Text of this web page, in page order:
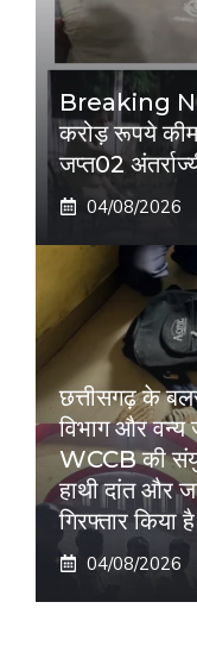
Breaking
करोड़ रूपये
जप्त02
04/08/2026
छत्तीसगढ़ के
विभाग और वन्य
WCCB की
हाथी दांत और
गिरफ्तार किया है
04/08/2026